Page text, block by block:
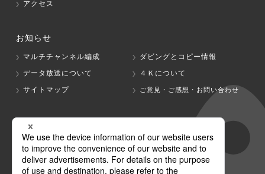
アクセス
お知らせ
マルチチャンネル編成
ダビングとコピー情報
データ放送について
４Ｋについて
サイトマップ
ご意見・ご感想・お問い合わせ
グループ会社
テレビ朝日 テレ朝チャンネル